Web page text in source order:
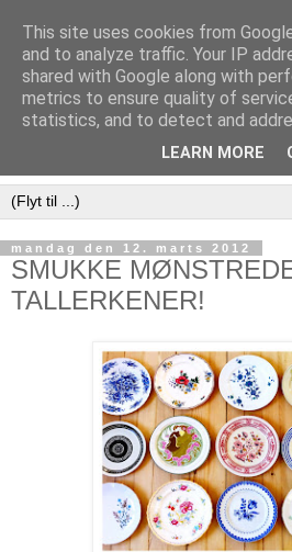
mandag den 12. marts 2012
SMUKKE
TALLERKENER!
This site uses cookies from
and to analyze traffic. Your IP
shared with Google along with
metrics to ensure quality of
statistics, and to detect and
LEARN MORE